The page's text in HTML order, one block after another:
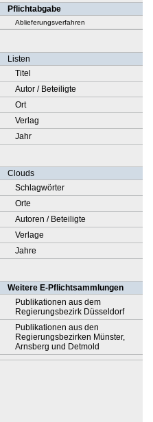
Pflichtabgabe
Ablieferungsverfahren
Listen
Titel
Autor / Beteiligte
Ort
Verlag
Jahr
Clouds
Schlagwörter
Orte
Autoren / Beteiligte
Verlage
Jahre
Weitere E-Pflichtsammlungen
Publikationen aus dem
Regierungsbezirk Düsseldorf
Publikationen aus den
Regierungsbezirken Münster,
Arnsberg und Detmold